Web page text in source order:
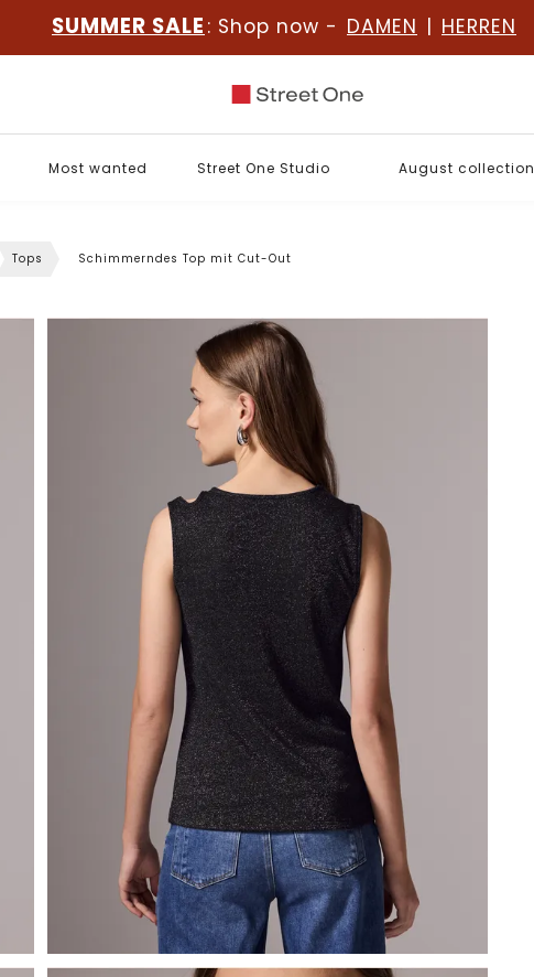
SUMMER SALE : Shop now - DAMEN | HERREN
Most wanted Street One Studio August collection
Tops Schimmerndes Top mit Cut-Out